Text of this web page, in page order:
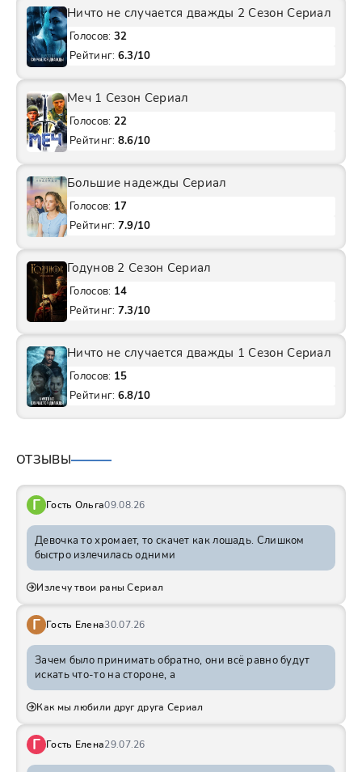
Ничто не случается дважды 2 Сезон Сериал
Голосов: 32
Рейтинг: 6.3/10
Меч 1 Сезон Сериал
Голосов: 22
Рейтинг: 8.6/10
Большие надежды Сериал
Голосов: 17
Рейтинг: 7.9/10
Годунов 2 Сезон Сериал
Голосов: 14
Рейтинг: 7.3/10
Ничто не случается дважды 1 Сезон Сериал
Голосов: 15
Рейтинг: 6.8/10
ОТЗЫВЫ
Г Гость Ольга09.08.26
Девочка то хромает, то скачет как лошадь. Слишком
быстро излечилась одними
Излечу твои раны Сериал
Г Гость Елена30.07.26
Зачем было принимать обратно, они всё равно будут
искать что-то на стороне, а
Как мы любили друг друга Сериал
Г Гость Елена29.07.26